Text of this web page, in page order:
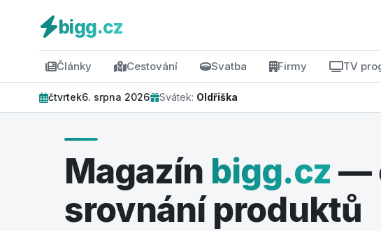
bigg.cz
Články Cestování Svatba Firmy TV
čtvrtek6. srpna 2026 Svátek: Oldřiška
Magazín bigg.cz —
srovnání produktů